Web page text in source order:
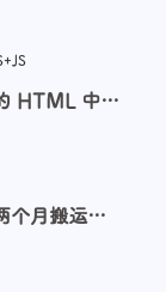
HTML 中提
个月搬运工